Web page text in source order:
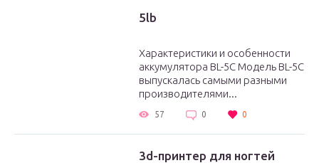
5lb
Характеристики и особенности
аккумулятора BL-5C Модель BL-5C
выпускалась самыми разными
производителями...
57 0 0
3d-принтер для ногтей